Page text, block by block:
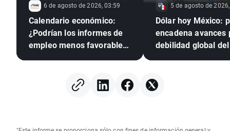
6 de agosto de 2026, 03:59
Calendario económico:
¿Podrían los informes de
empleo menos favorables
5 de agosto de
Dólar hoy México:
encadena avances
debilidad global